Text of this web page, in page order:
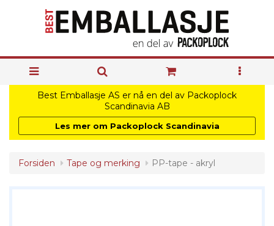
Best Emballasje AS er nå en del av Packoplock
Scandinavia AB
Les mer om Packoplock Scandinavia
Forsiden Tape og merking PP-tape - akryl